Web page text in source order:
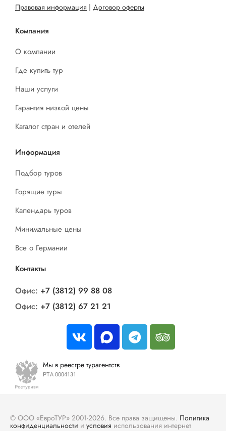
Правовая информация | Договор оферты
Компания
О компании
Где купить тур
Наши услуги
Гарантия низкой цены
Каталог стран и отелей
Информация
Подбор туров
Горящие туры
Календарь туров
Минимальные цены
Все о Германии
Контакты
Офис: +7 (3812) 99 88 08
Офис: +7 (3812) 67 21 21
Мы в реестре турагентств
РТА 0004131
© ООО «ЕвроТУР» 2001-2026. Все права защищены. Политика
конфиденциальности и условия использования интернет